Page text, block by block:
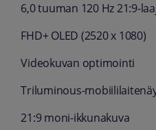
6,0 tuuman 120 Hz 21:9-
FHD+ OLED (2520 x 1080)
Videokuvan optimointi
Triluminous-
21:9 moni-ikkunakuva